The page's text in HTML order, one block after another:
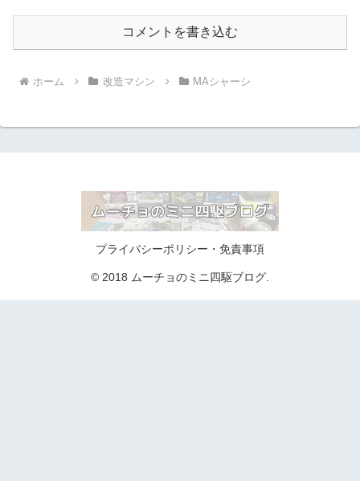
コメントを書き込む
ホーム 改造マシン MAシャーシ
プライバシーポリシー・免責事項
© 2018 ムーチョのミニ四駆ブログ.